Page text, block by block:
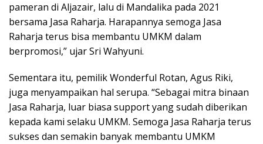
pameran di Aljazair, lalu di Mandalika pada 2021
bersama Jasa Raharja. Harapannya semoga Jasa
Raharja terus bisa membantu UMKM dalam
berpromosi,” ujar Sri Wahyuni.
Sementara itu, pemilik Wonderful Rotan, Agus Riki,
juga menyampaikan hal serupa. “Sebagai mitra binaan
Jasa Raharja, luar biasa support yang sudah diberikan
kepada kami selaku UMKM. Semoga Jasa Raharja terus
sukses dan semakin banyak membantu UMKM